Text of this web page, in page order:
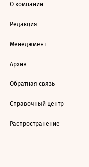
О компании
Редакция
Менеджмент
Архив
Обратная связь
Справочный центр
Распространение